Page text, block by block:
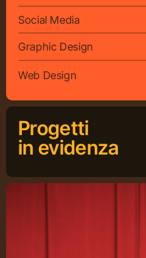
Social Media
Graphic Design
Web Design
Progetti
in evidenza